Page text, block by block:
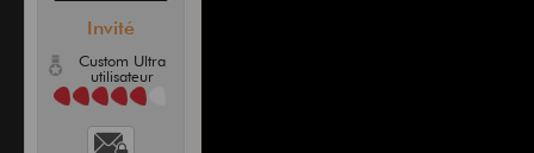
Invité
Custom Ultra
utilisateur